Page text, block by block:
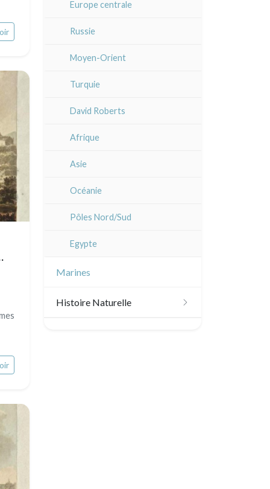
Europe centrale
Russie
Moyen-Orient
Turquie
David Roberts
Afrique
Asie
Océanie
Pôles Nord/Sud
Egypte
Marines
Histoire Naturelle